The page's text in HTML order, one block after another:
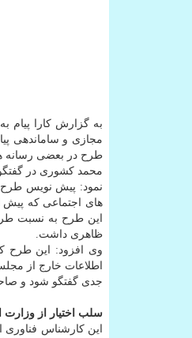
به گزارش کارا پیام
طرح در بعضی رسانه
محمد کشوری در
نمود: پیش نویس طرح
های اجتماعی که پیش
این طرح به نسبت
ظاهری داشت.
وی افزود: این طرح
اطلاعات خارج از
جدی گفتگو شود و
سلب اختیار از وزارت
این کارشناس